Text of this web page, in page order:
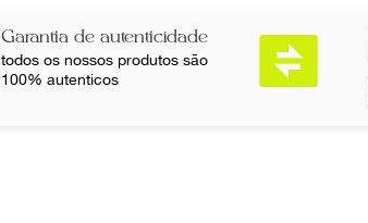
Garantia de autenticidade
todos os nossos produtos são
100% autenticos